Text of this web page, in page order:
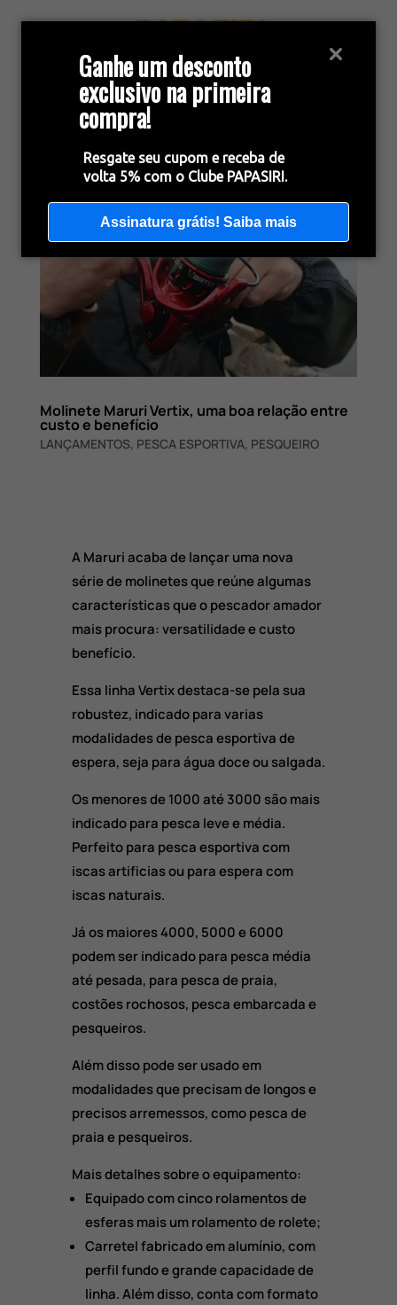
Ganhe um desconto
exclusivo na primeira
compra!
Resgate seu cupom e receba de
volta 5% com o Clube PAPASIRI.
Assinatura grátis! Saiba mais
Molinete Maruri Vertix, uma boa relação entre
custo e benefício
LANÇAMENTOS, PESCA ESPORTIVA, PESQUEIRO
A Maruri acaba de lançar uma nova
série de molinetes que reúne algumas
características que o pescador amador
mais procura: versatilidade e custo
benefício.
Essa linha Vertix destaca-se pela sua
robustez, indicado para varias
modalidades de pesca esportiva de
espera, seja para água doce ou salgada.
Os menores de 1000 até 3000 são mais
indicado para pesca leve e média.
Perfeito para pesca esportiva com
iscas artificias ou para espera com
iscas naturais.
Já os maiores 4000, 5000 e 6000
podem ser indicado para pesca média
até pesada, para pesca de praia,
costões rochosos, pesca embarcada e
pesqueiros.
Além disso pode ser usado em
modalidades que precisam de longos e
precisos arremessos, como pesca de
praia e pesqueiros.
Mais detalhes sobre o equipamento:
Equipado com cinco rolamentos de
esferas mais um rolamento de rolete;
Carretel fabricado em alumínio, com
perfil fundo e grande capacidade de
linha. Além disso, conta com formato